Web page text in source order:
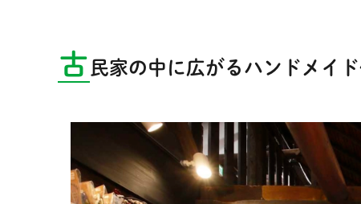
古 民家の中に広がるハンドメイ